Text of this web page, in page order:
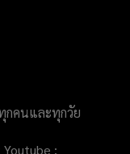
กคนและทุกวัย
: